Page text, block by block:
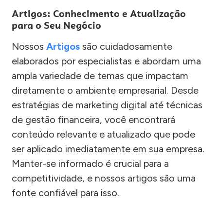
Artigos: Conhecimento e Atualização
para o Seu Negócio
Nossos Artigos são cuidadosamente
elaborados por especialistas e abordam uma
ampla variedade de temas que impactam
diretamente o ambiente empresarial. Desde
estratégias de marketing digital até técnicas
de gestão financeira, você encontrará
conteúdo relevante e atualizado que pode
ser aplicado imediatamente em sua empresa.
Manter-se informado é crucial para a
competitividade, e nossos artigos são uma
fonte confiável para isso.